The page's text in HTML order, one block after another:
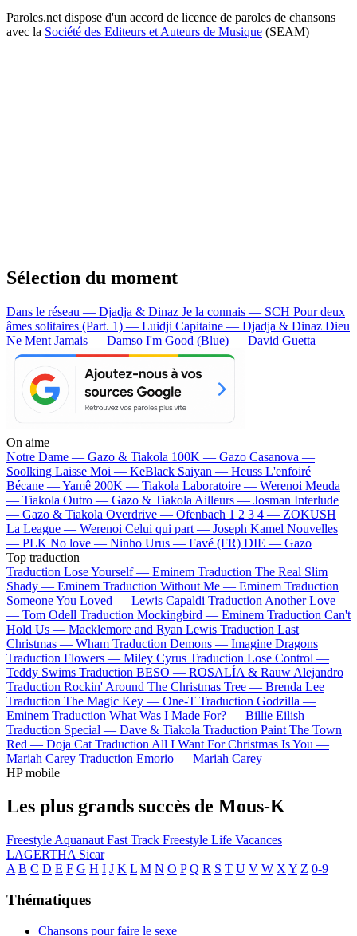
Paroles.net dispose d'un accord de licence de paroles de chansons
avec la Société des Editeurs et Auteurs de Musique (SEAM)
Sélection du moment
Dans le réseau — Djadja & Dinaz Je la connais — SCH Pour deux
âmes solitaires (Part. 1) — Luidji Capitaine — Djadja & Dinaz Dieu
Ne Ment Jamais — Damso I'm Good (Blue) — David Guetta
On aime
Notre Dame — Gazo & Tiakola 100K — Gazo Casanova —
Soolking Laisse Moi — KeBlack Saiyan — Heuss L'enfoiré
Bécane —Yamê 200K — Tiakola Laboratoire — Werenoi Meuda
— Tiakola Outro — Gazo & Tiakola Ailleurs — Josman Interlude
— Gazo & Tiakola Overdrive — Ofenbach 1 2 3 4 — ZOKUSH
La League — Werenoi Celui qui part — Joseph Kamel Nouvelles
— PLK No love — Ninho Urus — Favé (FR) DIE — Gazo
Top traduction
Traduction Lose Yourself — Eminem Traduction The Real Slim
Shady — Eminem Traduction Without Me — Eminem Traduction
Someone You Loved — Lewis Capaldi Traduction Another Love
— Tom Odell Traduction Mockingbird — Eminem Traduction Can't
Hold Us — Macklemore and Ryan Lewis Traduction Last
Christmas — Wham Traduction Demons — Imagine Dragons
Traduction Flowers — Miley Cyrus Traduction Lose Control —
Teddy Swims Traduction BESO — ROSALÍA & Rauw Alejandro
Traduction Rockin' Around The Christmas Tree — Brenda Lee
Traduction The Magic Key — One-T Traduction Godzilla —
Eminem Traduction What Was I Made For? — Billie Eilish
Traduction Special — Dave & Tiakola Traduction Paint The Town
Red — Doja Cat Traduction All I Want For Christmas Is You —
Mariah Carey Traduction Emorio — Mariah Carey
HP mobile
Les plus grands succès de Mous-K
Freestyle Aquanaut Fast Track Freestyle Life Vacances
LAGERTHA Sicar
A B C D E F G H I J K L M N O P Q R S T U V W X Y Z 0-9
Thématiques
Chansons pour faire le sexe